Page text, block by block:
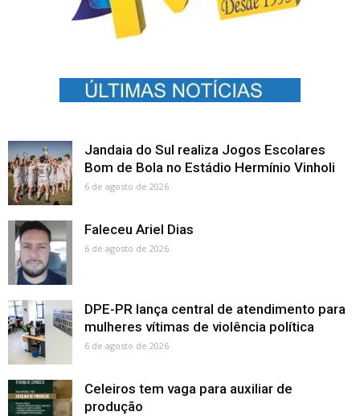
Jandaia do Sul realiza Jogos Escolares
Bom de Bola no Estádio Hermínio Vinholi
6 de agosto de 2026
Faleceu Ariel Dias
6 de agosto de 2026
DPE-PR lança central de atendimento para
mulheres vítimas de violência política
6 de agosto de 2026
Celeiros tem vaga para auxiliar de
produção